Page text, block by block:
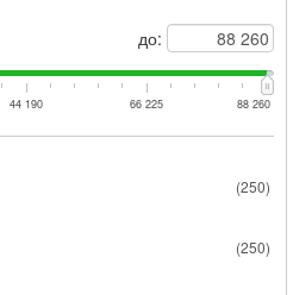
до:
44 190 66 225 88 260
(250)
(250)